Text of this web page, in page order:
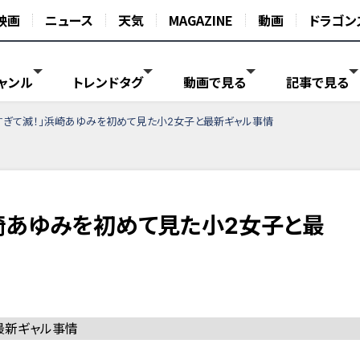
画 ニュース 天気 MAGAZINE 動画 ドラゴン
ンル トレンドタグ 動画で見る 記事で見る
ぎて滅！」浜崎あゆみを初めて見た小2女子と最新ギャル事情
あゆみを初めて見た小2女子と最